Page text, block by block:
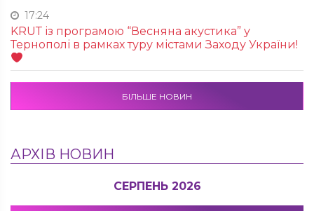
17:24
KRUТ із програмою “Весняна акустика” у
Тернополі в рамках туру містами Заходу України!
БІЛЬШЕ НОВИН
АРХІВ НОВИН
СЕРПЕНЬ 2026